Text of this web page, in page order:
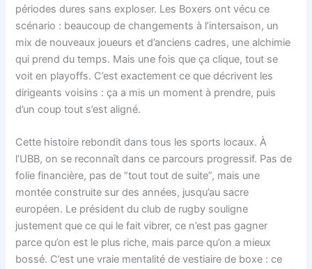
périodes dures sans exploser. Les Boxers ont vécu ce
scénario : beaucoup de changements à l’intersaison, un
mix de nouveaux joueurs et d’anciens cadres, une alchimie
qui prend du temps. Mais une fois que ça clique, tout se
voit en playoffs. C’est exactement ce que décrivent les
dirigeants voisins : ça a mis un moment à prendre, puis
d’un coup tout s’est aligné.
Cette histoire rebondit dans tous les sports locaux. À
l’UBB, on se reconnaît dans ce parcours progressif. Pas de
folie financière, pas de “tout tout de suite”, mais une
montée construite sur des années, jusqu’au sacre
européen. Le président du club de rugby souligne
justement que ce qui le fait vibrer, ce n’est pas gagner
parce qu’on est le plus riche, mais parce qu’on a mieux
bossé. C’est une vraie mentalité de vestiaire de boxe : ce